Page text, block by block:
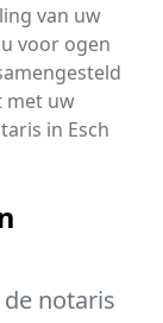
van uw
voor ogen
met uw
in Esch
notaris